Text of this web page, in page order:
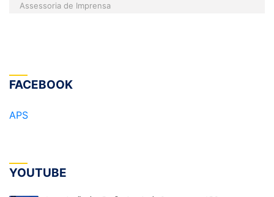
Assessoria de Imprensa
FACEBOOK
APS
YOUTUBE